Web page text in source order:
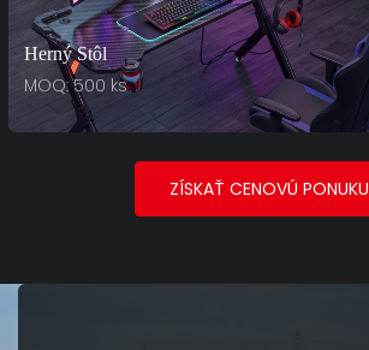
Herný Stôl
MOQ: 500 ks
ZÍSKAŤ CENOVÚ PONUKU